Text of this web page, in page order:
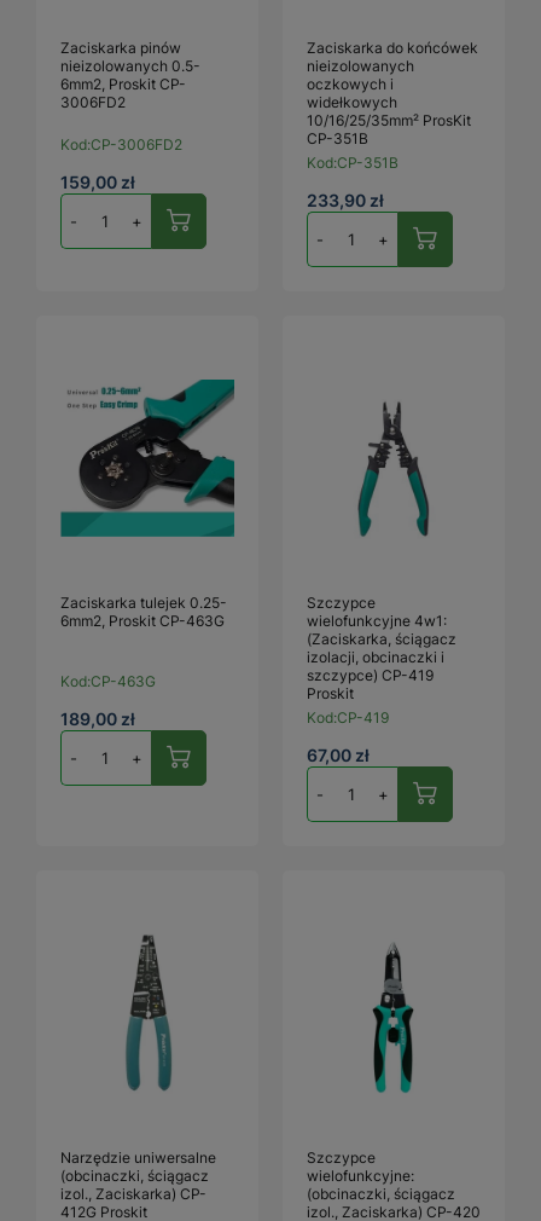
Zaciskarka pinów
nieizolowanych 0.5-
6mm2, Proskit CP-
3006FD2
Kod:CP-3006FD2
159,00 zł
- +
Zaciskarka do końcówek
nieizolowanych
oczkowych i
widełkowych
10/16/25/35mm² ProsKit
CP-351B
Kod:CP-351B
233,90 zł
- +
Zaciskarka tulejek 0.25-
6mm2, Proskit CP-463G
Kod:CP-463G
189,00 zł
- +
Szczypce
wielofunkcyjne 4w1:
(Zaciskarka, ściągacz
izolacji, obcinaczki i
szczypce) CP-419
Proskit
Kod:CP-419
67,00 zł
- +
Narzędzie uniwersalne
(obcinaczki, ściągacz
izol., Zaciskarka) CP-
412G Proskit
Szczypce
wielofunkcyjne:
(obcinaczki, ściągacz
izol., Zaciskarka) CP-420